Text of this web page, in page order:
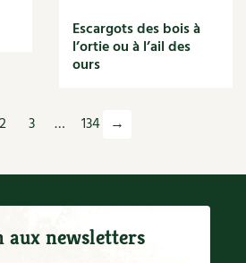
Escargots des bois à
l’ortie ou à l’ail des
ours
2 3 … 134 →
newsletters